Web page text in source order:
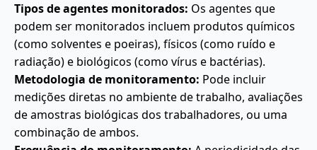
Tipos de agentes monitorados: Os agentes que
podem ser monitorados incluem produtos químicos
(como solventes e poeiras), físicos (como ruído e
radiação) e biológicos (como vírus e bactérias).
Metodologia de monitoramento: Pode incluir
medições diretas no ambiente de trabalho, avaliações
de amostras biológicas dos trabalhadores, ou uma
combinação de ambos.